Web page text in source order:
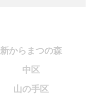
新からまつの森
中区
山の手区